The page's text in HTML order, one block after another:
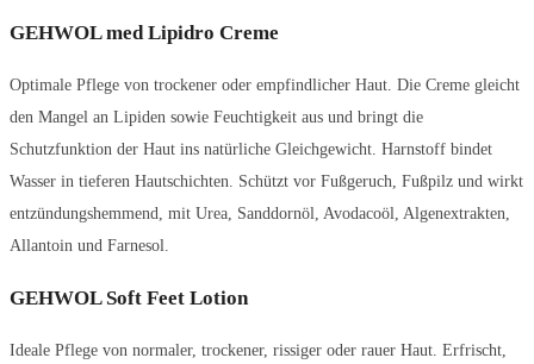
GEHWOL med Lipidro Creme
Optimale Pflege von trockener oder empfindlicher Haut. Die Creme gleicht
den Mangel an Lipiden sowie Feuchtigkeit aus und bringt die
Schutzfunktion der Haut ins natürliche Gleichgewicht. Harnstoff bindet
Wasser in tieferen Hautschichten. Schützt vor Fußgeruch, Fußpilz und wirkt
entzündungshemmend, mit Urea, Sanddornöl, Avodacoöl, Algenextrakten,
Allantoin und Farnesol.
GEHWOL Soft Feet Lotion
Ideale Pflege von normaler, trockener, rissiger oder rauer Haut. Erfrischt,